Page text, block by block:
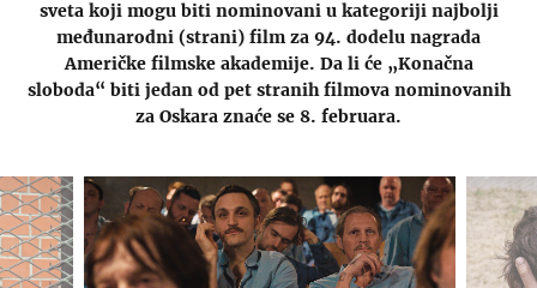
sveta koji mogu biti nominovani u kategoriji najbolji
međunarodni (strani) film za 94. dodelu nagrada
Američke filmske akademije. Da li će „Konačna
sloboda“ biti jedan od pet stranih filmova nominovanih
za Oskara znaće se 8. februara.